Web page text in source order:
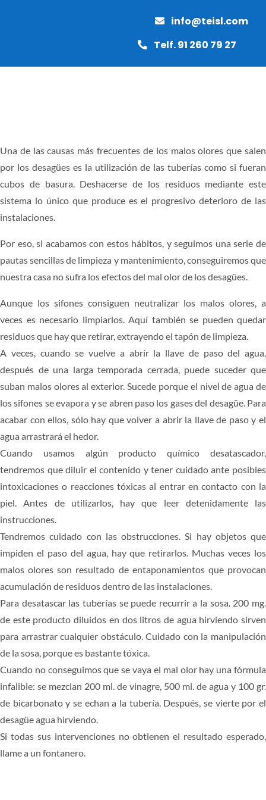
info@teisl.com
Telf. 91 260 79 27
PAVIMENTOS
OBRAS Y REFORMAS
CARPINTERÍA
PRESUPUESTO
Una de las causas más frecuentes de los malos olores que salen
por los desagües es la utilización de las tuberías como si fueran
cubos de basura. Deshacerse de los residuos mediante este
sistema lo único que produce es el progresivo deterioro de las
instalaciones.
Por eso, si acabamos con estos hábitos, y seguimos una serie de
pautas sencillas de limpieza y mantenimiento, conseguiremos que
nuestra casa no sufra los efectos del mal olor de los desagües.
Aunque los sifones consiguen neutralizar los malos olores, a
veces es necesario limpiarlos. Aquí también se pueden quedar
residuos que hay que retirar, extrayendo el tapón de limpieza.
A veces, cuando se vuelve a abrir la llave de paso del agua,
después de una larga temporada cerrada, puede suceder que
suban malos olores al exterior. Sucede porque el nivel de agua de
los sifones se evapora y se abren paso los gases del desagüe. Para
acabar con ellos, sólo hay que volver a abrir la llave de paso y el
agua arrastrará el hedor.
Cuando usamos algún producto químico desatascador,
tendremos que diluir el contenido y tener cuidado ante posibles
intoxicaciones o reacciones tóxicas al entrar en contacto con la
piel. Antes de utilizarlos, hay que leer detenidamente las
instrucciones.
Tendremos cuidado con las obstrucciones. Si hay objetos que
impiden el paso del agua, hay que retirarlos. Muchas veces los
malos olores son resultado de entaponamientos que provocan
acumulación de residuos dentro de las instalaciones.
Para desatascar las tuberías se puede recurrir a la sosa. 200 mg.
de este producto diluidos en dos litros de agua hirviendo sirven
para arrastrar cualquier obstáculo. Cuidado con la manipulación
de la sosa, porque es bastante tóxica.
Cuando no conseguimos que se vaya el mal olor hay una fórmula
infalible: se mezclan 200 ml. de vinagre, 500 ml. de agua y 100 gr.
de bicarbonato y se echan a la tubería. Después, se vierte por el
desagüe agua hirviendo.
Si todas sus intervenciones no obtienen el resultado esperado,
llame a un fontanero.